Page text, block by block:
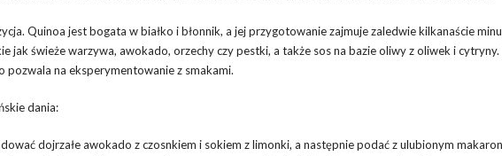
Quinoa jest bogata w białko i błonnik, a jej przygotowanie zajmuje zaledwie kilkanaście
jak świeże warzywa, awokado, orzechy czy pestki, a także sos na bazie oliwy z oliwek i
pozwala na eksperymentowanie z smakami.
dania:
dojrzałe awokado z czosnkiem i sokiem z limonki, a następnie podać z ulubionym